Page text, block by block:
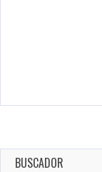
BUSCADOR